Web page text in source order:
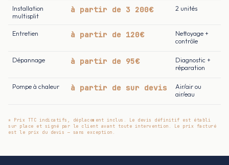
Installation
multisplit
à partir de 3 200€ 2 unités
Entretien à partir de 120€
Nettoyage +
contrôle
Dépannage à partir de 95€
Diagnostic +
réparation
Pompe à chaleur à partir de sur devis
Air/air ou
air/eau
* Prix TTC indicatifs, déplacement inclus. Le devis définitif est établi
sur place et signé par le client avant toute intervention. Le prix facturé
est le prix du devis — sans exception.